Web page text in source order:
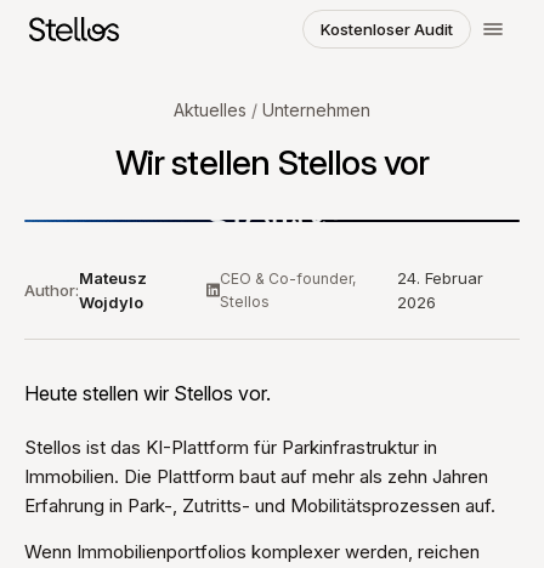
Kostenloser Audit
Aktuelles / Unternehmen
Wir stellen Stellos vor
Author:
Mateusz
Wojdylo
CEO & Co-founder,
Stellos
24. Februar
2026
Heute stellen wir Stellos vor.
Stellos ist das KI-Plattform für Parkinfrastruktur in
Immobilien. Die Plattform baut auf mehr als zehn Jahren
Erfahrung in Park-, Zutritts- und Mobilitätsprozessen auf.
Wenn Immobilienportfolios komplexer werden, reichen
SWITZERLAND
Polski English